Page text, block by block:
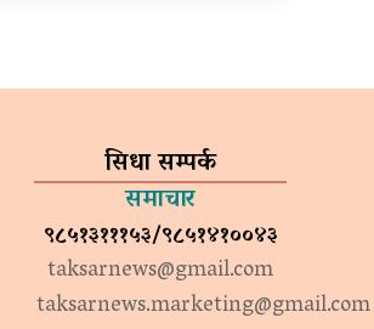
सिधा सम्पर्क
समाचार
९८५१३१११५३/९८५१४१००४३
taksarnews@gmail.com
taksarnews.marketing@gmail.com